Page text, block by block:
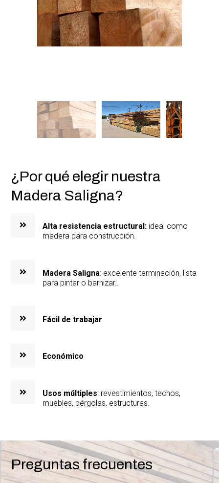
¿Por qué elegir nuestra
Madera Saligna?
Alta resistencia estructural: ideal como
madera para construcción.
Madera Saligna: excelente terminación, lista
para pintar o barnizar..
Fácil de trabajar
Económico
Usos múltiples: revestimientos, techos,
muebles, pérgolas, estructuras.
Preguntas frecuentes